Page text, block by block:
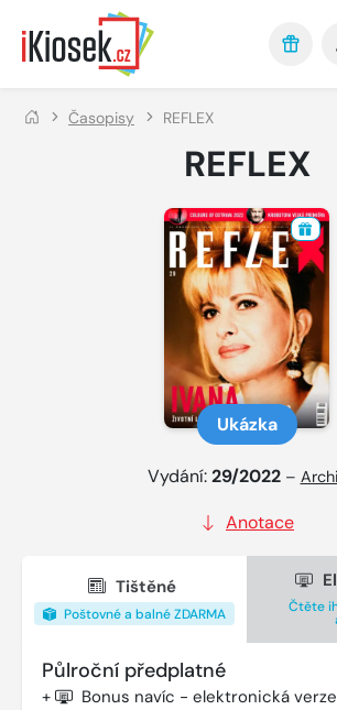
Přejít na hlavní obsah
Časopisy REFLEX
REFLEX
Ukázka
Vydání:29/2022 –
Anotace
Tištěné
Poštovné a balné ZDARMA Čtěte
Půlroční předplatné
+ Bonus navíc - elektronická